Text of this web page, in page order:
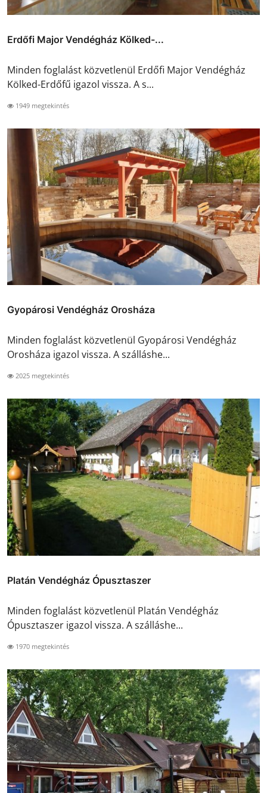
Erdőfi Major Vendégház Kölked-...
Minden foglalást közvetlenül Erdőfi Major Vendégház
Kölked-Erdőfű igazol vissza. A s...
1949 megtekintés
Gyopárosi Vendégház Orosháza
Minden foglalást közvetlenül Gyopárosi Vendégház
Orosháza igazol vissza. A szálláshe...
2025 megtekintés
Platán Vendégház Ópusztaszer
Minden foglalást közvetlenül Platán Vendégház
Ópusztaszer igazol vissza. A szálláshe...
1970 megtekintés